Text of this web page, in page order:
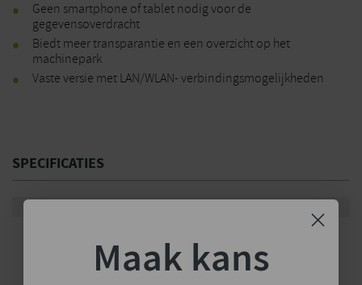
Geen smartphone of tablet nodig voor de
gegevensoverdracht
Biedt meer transparantie en een overzicht op het
machinepark
Vaste versie met LAN/WLAN- verbindingsmogelijkheden
SPECIFICATIES
Maak kans